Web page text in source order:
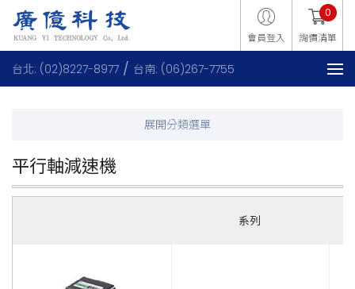
會員登入 詢價清單
0
台北: (02)8227-8977 台南: (06)267-7755
平行軸減速機
系列